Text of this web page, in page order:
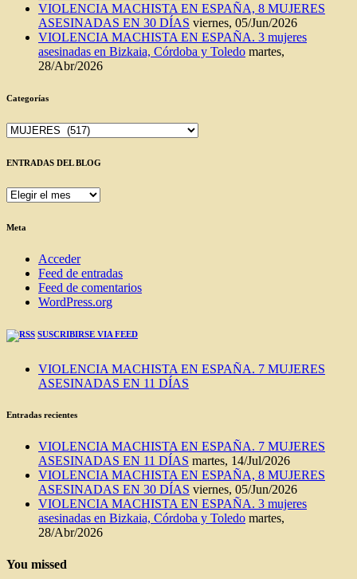
VIOLENCIA MACHISTA EN ESPAÑA, 8 MUJERES
ASESINADAS EN 30 DÍAS viernes, 05/Jun/2026
VIOLENCIA MACHISTA EN ESPAÑA. 3 mujeres
asesinadas en Bizkaia, Córdoba y Toledo martes,
28/Abr/2026
Categorías
Categorías
ENTRADAS DEL BLOG
ENTRADAS
BLOG
Meta
Acceder
Feed de entradas
Feed de comentarios
WordPress.org
SUSCRIBIRSE VIA FEED
VIOLENCIA MACHISTA EN ESPAÑA. 7 MUJERES
ASESINADAS EN 11 DÍAS
Entradas recientes
VIOLENCIA MACHISTA EN ESPAÑA. 7 MUJERES
ASESINADAS EN 11 DÍAS martes, 14/Jul/2026
VIOLENCIA MACHISTA EN ESPAÑA, 8 MUJERES
ASESINADAS EN 30 DÍAS viernes, 05/Jun/2026
VIOLENCIA MACHISTA EN ESPAÑA. 3 mujeres
asesinadas en Bizkaia, Córdoba y Toledo martes,
28/Abr/2026
You missed